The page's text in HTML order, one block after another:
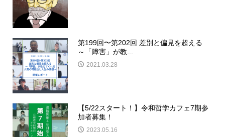
第199回〜第202回 差別と偏見を超える
～「障害」が教...
2021.03.28
【5/22スタート！】令和哲学カフェ7期参
加者募集！
2023.05.16